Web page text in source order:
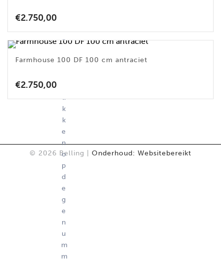
o
t
li
k
k
e
n
o
p
d
e
g
e
n
u
m
m
€2.750,00
Farmhouse 100 DF 100 cm antraciet
€2.750,00
© 2026 Belling | Onderhoud: Websitebereikt